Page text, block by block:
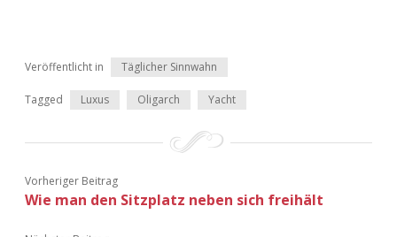
Veröffentlicht in Täglicher Sinnwahn
Tagged Luxus Oligarch Yacht
Vorheriger Beitrag
Wie man den Sitzplatz neben sich freihält